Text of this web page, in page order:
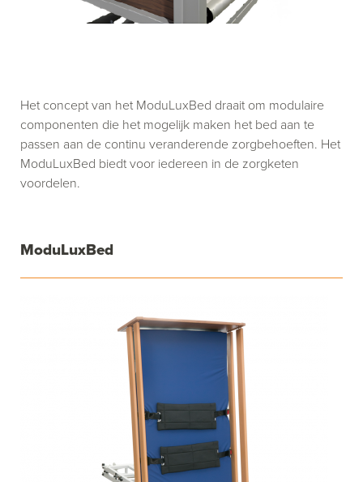
ModuLuxBed
Het concept van het ModuLuxBed draait om modulaire
componenten die het mogelijk maken het bed aan te
passen aan de continu veranderende zorgbehoeften. Het
ModuLuxBed biedt voor iedereen in de zorgketen
voordelen.